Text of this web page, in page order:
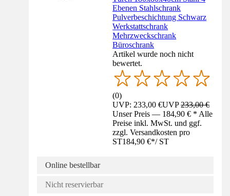
Ebenen Stahlschrank
Pulverbeschichtung Schwarz
Werkstattschrank
Mehrzweckschrank
Büroschrank
Artikel wurde noch nicht
bewertet.
(0)
UVP: 233,00 €UVP233,00 €
Unser Preis — 184,90 € * Alle
Preise inkl. MwSt. und ggf.
zzgl. Versandkosten pro
ST184,90 €*/ ST
Online bestellbar
Nicht reservierbar